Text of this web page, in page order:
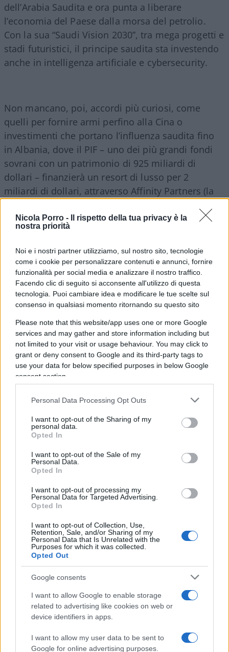
Nicola Porro -
Il rispetto della tua privacy è la
nostra priorità
Noi e i nostri partner utilizziamo, sul nostro sito, tecnologie
come i cookie per personalizzare contenuti e annunci, fornire
funzionalità per social media e analizzare il nostro traffico.
Facendo clic di seguito si acconsente all'utilizzo di questa
tecnologia. Puoi cambiare idea e modificare le tue scelte sul
consenso in qualsiasi momento ritornando su questo sito
Please note that this website/app uses one or more Google
services and may gather and store information including but
not limited to your visit or usage behaviour. You may click to
grant or deny consent to Google and its third-party tags to
use your data for below specified purposes in below Google
consent section.
Personal Data Processing Opt Outs
I want to opt-out of the Sharing of my
personal data.
Opted In
I want to opt-out of the Sale of my
Personal Data.
Opted In
I want to opt-out of processing my
Personal Data for Targeted Advertising.
Opted In
I want to opt-out of Collection, Use,
Retention, Sale, and/or Sharing of my
Personal Data that Is Unrelated with the
Purposes for which it was collected.
Opted Out
Google consents
I want to allow Google to enable storage
related to advertising like cookies on web or
device identifiers in apps.
I want to allow my user data to be sent to
Google for online advertising purposes.
dell’Arabia Saudita e ora punta a liberare
l’economia del Paese dalla morsa del petrolio.
Con la sua “Saudi Vision 2030”, tra mega progetti e
stadi futuristici, il principe saudita sta investendo
anche in intelligenza artificiale e cybersecurity.
Non mancano, poi, accordi più curiosi, come
quelli per fornire armi perfino alla Cina o
investimenti che portano l’influenza saudita fino
in Albania, dove il PIF – uno dei più grandi fondi
sovrani con un patrimonio di 925 miliardi di
dollari – finanzierà un resort di lusso per 2
miliardi di dollari, attraverso Affinity Partners (la
di Ivanka Trump). E, a proposito di progetti audaci,
pare che si stia disegnando la “Riviera del Medio
Oriente” sulla striscia di Gaza, con la benedizione
del premier israeliano con parenti e amici di Mar
a Lago a Palm beach in Florida.Se Trump agisce
per vendettaverso quelli che pensa nemici – il
suo discorso di Davos, nel gennaio scorso, ne è la
pragmatismo. Lo capì già nel 2015, quando
l’accordo sul nucleare iraniano, voluto daBarack
Obama(Joint Comprehensive Plan of Action) a
fronte di un alleggerimento delle sanzioni, spinse
MBS a cercare nuovi alleati per il suo
consolidamento internazionale.
E fu così che, nello stesso anno, riconobbe il
valore strategico di
lungimirante fiuto politico, lo sostenne prima
ancora che diventasse principe ereditario. Oggi
recentemente incrociato Trump a Miami, mentre
da tempo, attraverso la rete di
Andrea Stroppa, si è avvicinato al mondo di Elon
Musk. Quest’ultimo ormai protagonista
geopolitico, oltre che tecnologico. Non pago di
Starlink che sta pubblicizzando massicciamente in
Italia con abbonamenti a 40 euro al mese, e dell’AI
sotto il suo controllo, con i suoi umanoidi, sta ora
lavorando ad un nuovo ordine anche sul piano
umano. E chi osa mettersi sulla sua strada, come i
vertici dell’intelligence americana, viene fatto
Il ritorno di Donald Trump alla Casa